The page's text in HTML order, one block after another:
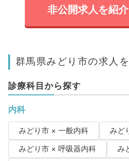
非公開求人を紹
群馬県みどり市の求人
診療科目から探す
内科
みどり市 × 一般内科
みど
みどり市 × 呼吸器内科
み